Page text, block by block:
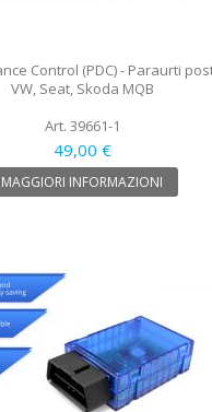
Control (PDC) - Paraurti
VW, Seat, Skoda MQB
Art. 39661-1
49,00 €
MAGGIORI INFORMAZIONI